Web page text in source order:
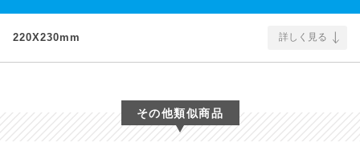
220X230mm 詳しく見る
その他類似商品